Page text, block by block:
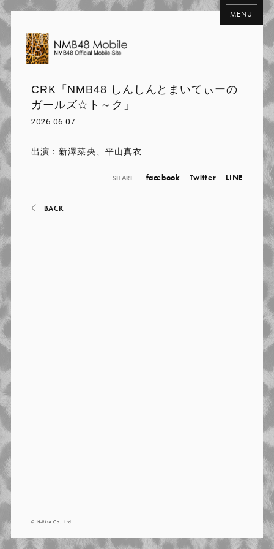
MENU
CRK「NMB48 しんしんとまいてぃーの
ガールズ☆ト～ク」
2026.06.07
出演：新澤菜央、平山真衣
SHARE facebook Twitter LINE
BACK